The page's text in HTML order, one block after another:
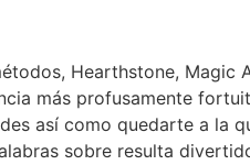
Hearthstone,
más profusamente
así­ como quedarte a la
sobre resulta